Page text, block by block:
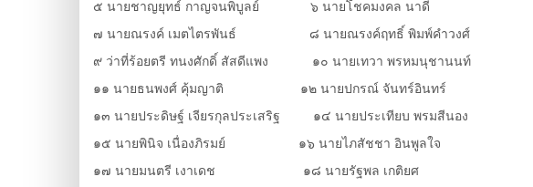
๕ นายชาญยุทธ์ กาญจนพิบูลย์ ๖ นายโชคมงคล นาดี
๗ นายณรงค์ เมตไตรพันธ์ ๘ นายณรงค์ฤทธิ์ พิมพ์คำวงศ์
๙ ว่าที่ร้อยตรี ทนงศักดิ์ สัสดีแพง ๑๐ นายเทวา พรหมนุชานนท์
๑๑ นายธนพงศ์ คุ้มญาติ ๑๒ นายปกรณ์ จันทร์อินทร์
๑๓ นายประดิษฐ์ เจียรกุลประเสริฐ ๑๔ นายประเทียบ พรมสีนอง
๑๕ นายพินิจ เนื่องภิรมย์ ๑๖ นายไภสัชชา อินพูลใจ
๑๗ นายมนตรี เงาเดช ๑๘ นายรัฐพล เกติยศ